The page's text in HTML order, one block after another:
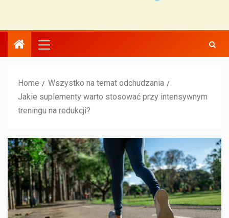
Home
Wszystko na temat odchudzania
Jakie suplementy warto stosować przy intensywnym
treningu na redukcji?